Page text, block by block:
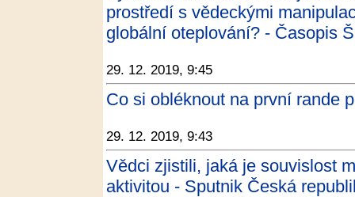
prostředí s vědeckými
globální oteplování? - Časopis
29. 12. 2019, 9:45
Co si obléknout na první rande
29. 12. 2019, 9:43
Vědci zjistili, jaká je souvislost
aktivitou - Sputnik Česká